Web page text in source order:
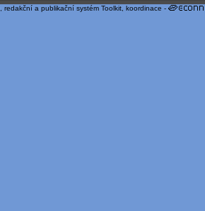
redakční a publikační systém Toolkit , koordinace -